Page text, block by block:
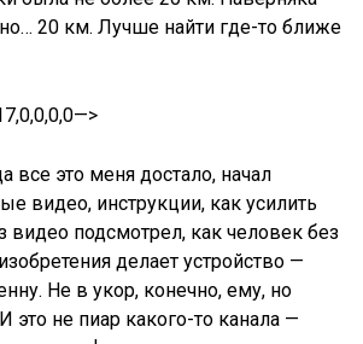
20 км. Лучше найти где-то ближе
все это меня достало, начал
видео, инструкции, как усилить
видео подсмотрел, как человек без
делает устройство —
Не в укор, конечно, ему, но
это не пиар какого-то канала —